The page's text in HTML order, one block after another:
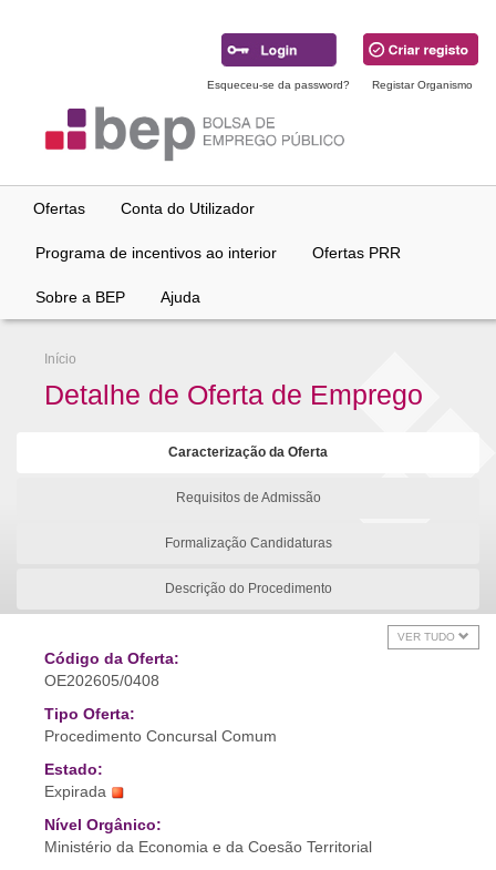
Esqueceu-se da password? Registar Organismo
Ofertas Conta do Utilizador
Programa de incentivos ao interior Ofertas PRR
Sobre a BEP Ajuda
Início
Detalhe de Oferta de Emprego
Caracterização da Oferta
Requisitos de Admissão
Formalização Candidaturas
Descrição do Procedimento
VER TUDO
Código da Oferta:
OE202605/0408
Tipo Oferta:
Procedimento Concursal Comum
Estado:
Expirada
Nível Orgânico:
Ministério da Economia e da Coesão Territorial